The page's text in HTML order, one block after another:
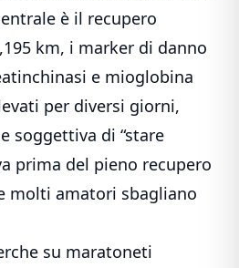
è il recupero
km, i marker di danno
e mioglobina
per diversi giorni,
soggettiva di “stare
prima del pieno recupero
molti amatori sbagliano
su maratoneti